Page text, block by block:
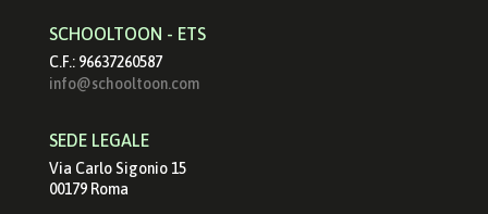
SCHOOLTOON - ETS
C.F.: 96637260587
info@schooltoon.com
SEDE LEGALE
Via Carlo Sigonio 15
00179 Roma